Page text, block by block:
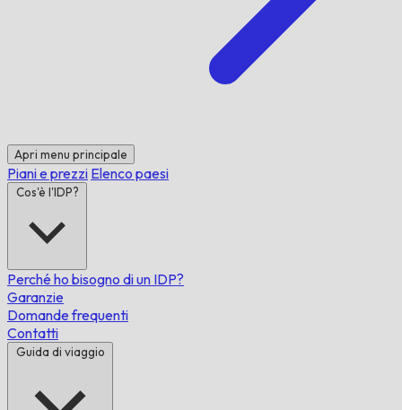
Apri menu principale
Piani e prezzi Elenco paesi
Cos'è l'IDP?
Perché ho bisogno di un IDP?
Garanzie
Domande frequenti
Contatti
Guida di viaggio